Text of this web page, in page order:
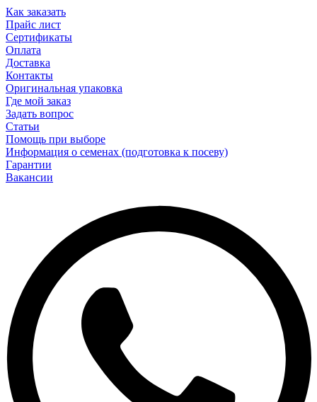
Как заказать
Прайс лист
Сертификаты
Оплата
Доставка
Контакты
Оригинальная упаковка
Где мой заказ
Задать вопрос
Статьи
Помощь при выборе
Информация о семенах (подготовка к посеву)
Гарантии
Вакансии